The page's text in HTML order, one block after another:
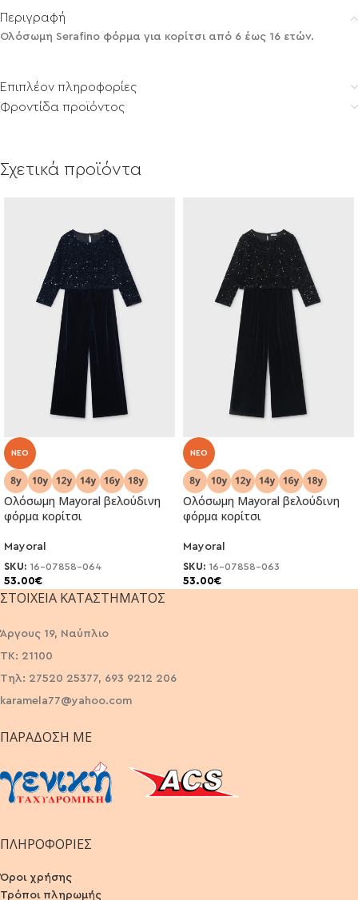
Περιγραφή
Ολόσωμη Serafino φόρμα για κορίτσι από 6 έως 16 ετών.
Επιπλέον πληροφορίες
Φροντίδα προϊόντος
Σχετικά προϊόντα
NEO
Ολόσωμη Mayoral βελούδινη
φόρμα κορίτσι
Mayoral
SKU: 16-07858-064
53.00€
NEO
Ολόσωμη Mayoral βελούδινη
φόρμα κορίτσι
Mayoral
SKU: 16-07858-063
53.00€
ΣΤΟΙΧΕΊΑ ΚΑΤΑΣΤΉΜΑΤΟΣ
Άργους 19, Ναύπλιο
ΤΚ: 21100
Τηλ: 27520 25377, 693 9212 206
karamela77@yahoo.com
ΠΑΡΆΔΟΣΗ ΜΕ
ΠΛΗΡΟΦΟΡΙΕΣ
Όροι χρήσης
Τρόποι πληρωμής